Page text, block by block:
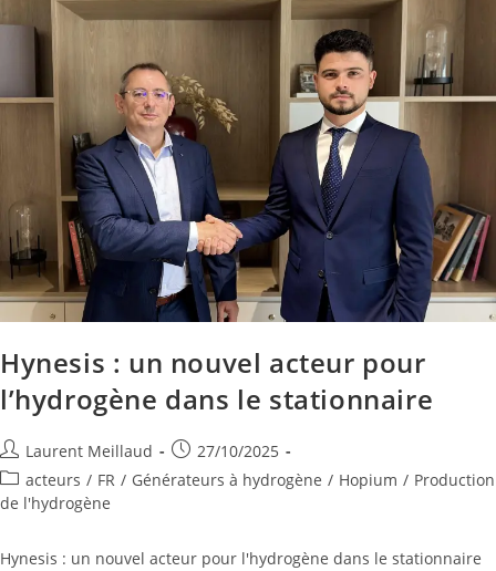
Hynesis : un nouvel acteur pour
l’hydrogène dans le stationnaire
Laurent Meillaud
27/10/2025
acteurs / FR / Générateurs à hydrogène / Hopium / Production
de l'hydrogène
Hynesis : un nouvel acteur pour l'hydrogène dans le stationnaire